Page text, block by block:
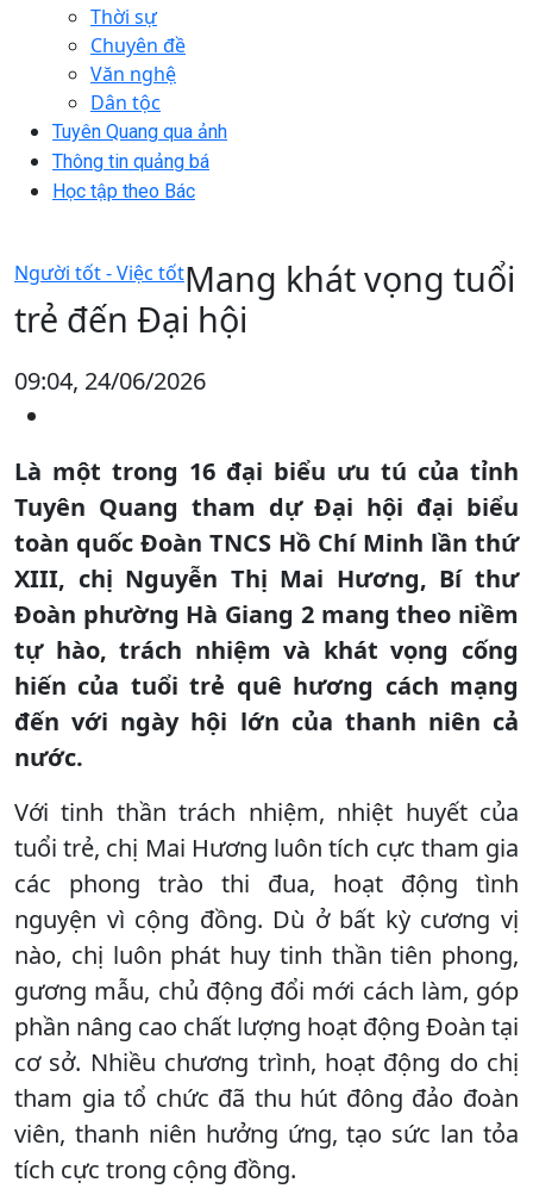
Thời sự
Chuyên đề
Văn nghệ
Dân tộc
Tuyên Quang qua ảnh
Thông tin quảng bá
Học tập theo Bác
Người tốt - Việc tốtMang khát vọng tuổi
trẻ đến Đại hội
09:04, 24/06/2026
Là một trong 16 đại biểu ưu tú của tỉnh
Tuyên Quang tham dự Đại hội đại biểu
toàn quốc Đoàn TNCS Hồ Chí Minh lần thứ
XIII, chị Nguyễn Thị Mai Hương, Bí thư
Đoàn phường Hà Giang 2 mang theo niềm
tự hào, trách nhiệm và khát vọng cống
hiến của tuổi trẻ quê hương cách mạng
đến với ngày hội lớn của thanh niên cả
nước.
Với tinh thần trách nhiệm, nhiệt huyết của
tuổi trẻ, chị Mai Hương luôn tích cực tham gia
các phong trào thi đua, hoạt động tình
nguyện vì cộng đồng. Dù ở bất kỳ cương vị
nào, chị luôn phát huy tinh thần tiên phong,
gương mẫu, chủ động đổi mới cách làm, góp
phần nâng cao chất lượng hoạt động Đoàn tại
cơ sở. Nhiều chương trình, hoạt động do chị
tham gia tổ chức đã thu hút đông đảo đoàn
viên, thanh niên hưởng ứng, tạo sức lan tỏa
tích cực trong cộng đồng.